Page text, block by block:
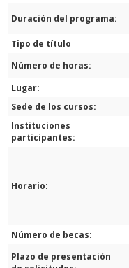
Duración del programa:
Tipo de título
Número de horas:
Lugar:
Sede de los cursos:
Instituciones
participantes:
Horario:
Número de becas:
Plazo de presentación